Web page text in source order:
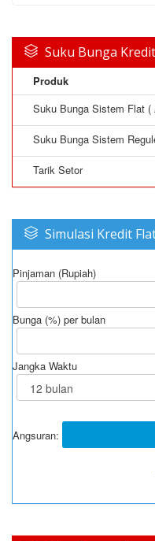
Suku Bunga Kredit
Produk
Suku Bunga Sistem Flat (
Suku Bunga Sistem
Tarik Setor
Simulasi Kredit
Pinjaman (Rupiah)
Bunga (%) per bulan
Jangka Waktu
Angsuran: